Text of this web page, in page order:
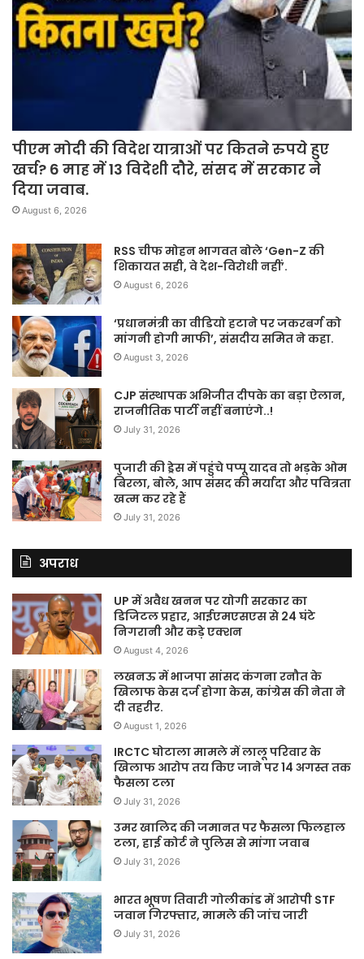
पीएम मोदी की विदेश यात्राओं पर कितने रुपये हुए
खर्च? 6 माह में 13 विदेशी दौरे, संसद में सरकार ने
दिया जवाब.
August 6, 2026
RSS चीफ मोहन भागवत बोले ‘Gen-Z की
शिकायत सही, वे देश-विरोधी नहीं’.
August 6, 2026
‘प्रधानमंत्री का वीडियो हटाने पर जकरबर्ग को
मांगनी होगी माफी’, संसदीय समित ने कहा.
August 3, 2026
CJP संस्थापक अभिजीत दीपके का बड़ा ऐलान,
राजनीतिक पार्टी नहीं बनाएंगे..!
July 31, 2026
पुजारी की ड्रेस में पहुंचे पप्पू यादव तो भड़के ओम
बिरला, बोले, आप संसद की मर्यादा और पवित्रता
खत्म कर रहे हैं
July 31, 2026
अपराध
UP में अवैध खनन पर योगी सरकार का
डिजिटल प्रहार, आईएमएसएस से 24 घंटे
निगरानी और कड़े एक्शन
August 4, 2026
लखनऊ में भाजपा सांसद कंगना रनौत के
खिलाफ केस दर्ज होगा केस, कांग्रेस की नेता ने
दी तहरीर.
August 1, 2026
IRCTC घोटाला मामले में लालू परिवार के
खिलाफ आरोप तय किए जाने पर 14 अगस्त तक
फैसला टला
July 31, 2026
उमर खालिद की जमानत पर फैसला फिलहाल
टला, हाई कोर्ट ने पुलिस से मांगा जवाब
July 31, 2026
भारत भूषण तिवारी गोलीकांड में आरोपी STF
जवान गिरफ्तार, मामले की जांच जारी
July 31, 2026